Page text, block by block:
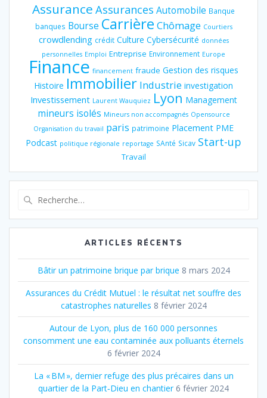
Assurance Assurances Automobile Banque
banques Bourse Carrière Chômage Courtiers
crowdlending crédit Culture Cybersécurité données
personnelles Emploi Entreprise Environnement Europe
Finance financement fraude Gestion des risques
Histoire Immobilier Industrie investigation
Investissement Laurent Wauquiez Lyon Management
mineurs isolés Mineurs non accompagnés Opensource
Organisation du travail paris patrimoine Placement PME
Podcast politique régionale reportage SAnté Sicav Start-up
Travail
:
ARTICLES RÉCENTS
Bâtir un patrimoine brique par brique 8 mars 2024
Assurances du Crédit Mutuel : le résultat net souffre des
catastrophes naturelles 8 février 2024
Autour de Lyon, plus de 160 000 personnes
consomment une eau contaminée aux polluants éternels
6 février 2024
La « BM », dernier refuge des plus précaires dans un
quartier de la Part‐Dieu en chantier 6 février 2024